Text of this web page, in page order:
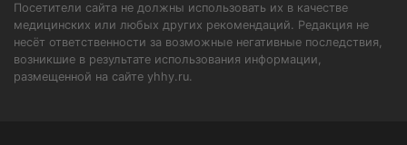
Посетители сайта не должны использовать их в качестве
медицинских или любых других рекомендаций. Редакция не
несёт ответственности за возможные негативные последствия,
возникшие в результате использования информации,
размещенной на сайте yhhy.ru.